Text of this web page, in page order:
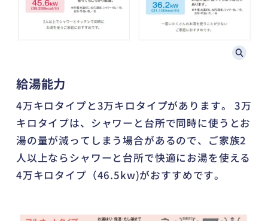
給湯能力
4万キロタイプと3万キロタイプがあります。 3万
キロタイプは、シャワーと台所で同時に使うとお
湯の量が減ってしまう場合があるので、ご家族2
人以上ならシャワーと台所で快適にお湯を使える
4万キロタイプ（46.5kw)がおすすめです。